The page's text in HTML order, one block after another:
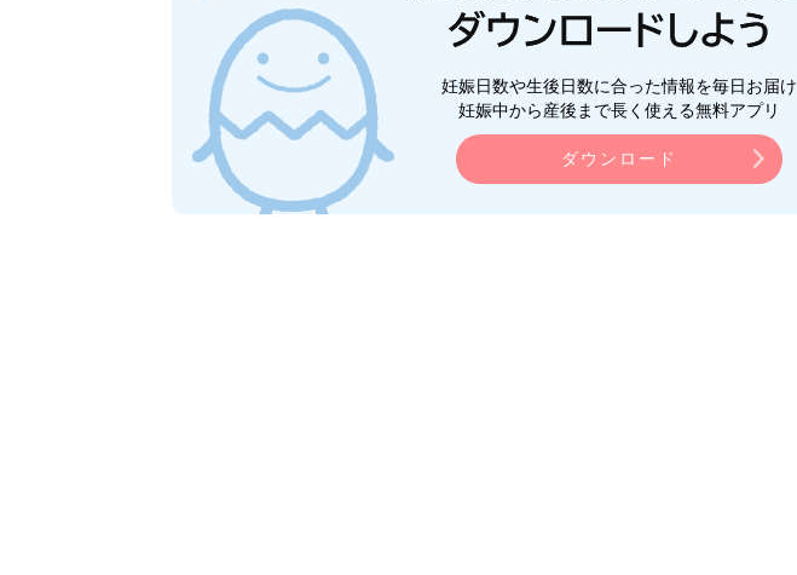
妊娠日数や生後日数に合った情報を毎日お届け
妊娠中から産後まで長く使える無料アプリ
ダウンロード